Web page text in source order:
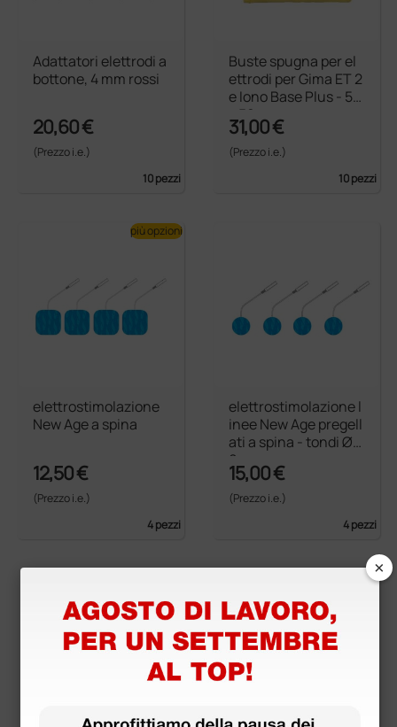
Adattatori elettrodi a
bottone, 4 mm rossi
20,60 €
(Prezzo i.e.)
10 pezzi
Buste spugna per el
ettrodi per Gima ET 2
e Iono Base Plus - 50
× 50 mm
31,00 €
(Prezzo i.e.)
10 pezzi
elettrostimolazione
New Age a spina
12,50 €
(Prezzo i.e.)
4 pezzi
più opzioni
elettrostimolazione l
inee New Age pregell
ati a spina - tondi Ø 3
0mm
15,00 €
(Prezzo i.e.)
4 pezzi
più opzioni×